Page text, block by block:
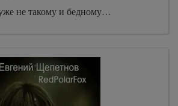
не такому и бедному…